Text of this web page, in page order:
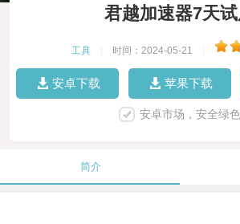
君越加速器7天试
工具 时间：2024-05-21
安卓下载 苹果下载
安卓市场，安全绿色
简介